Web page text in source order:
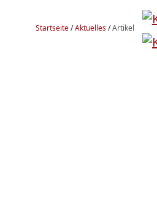
Startseite/Aktuelles/Artikel